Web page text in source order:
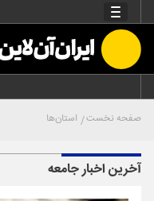
صفحه نخست استان‌ها
آخرین اخبار جامعه